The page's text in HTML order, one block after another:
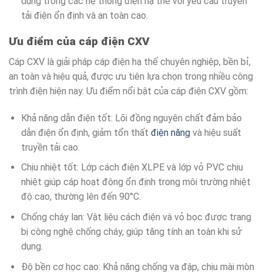
tải điện ổn định và an toàn cao.
Ưu điểm của cáp điện CXV
Cáp CXV là giải pháp cáp điện hạ thế chuyên nghiệp, bền bỉ,
an toàn và hiệu quả, được ưu tiên lựa chọn trong nhiều công
trình điện hiện nay. Ưu điểm nổi bật của cáp điện CXV gồm:
Khả năng dẫn điện tốt: Lõi đồng nguyên chất đảm bảo
dẫn điện ổn định, giảm tổn thất điện năngvà hiệu suất
truyền tải cao.
Chịu nhiệt tốt: Lớp cách điện XLPE và lớp vỏ PVC chịu
nhiệt giúp cáp hoạt động ổn định trong môi trường nhiệt
độ cao, thường lên đến 90°C.
Chống cháy lan: Vật liệu cách điện và vỏ bọc được trang
bị công nghệ chống cháy, giúp tăng tính an toàn khi sử
dụng.
Độ bền cơ học cao: Khả năng chống va đập, chịu mài mòn